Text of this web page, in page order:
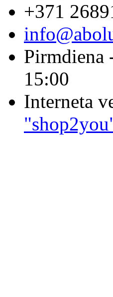
+371
Pirmdiena
15:00
Interneta